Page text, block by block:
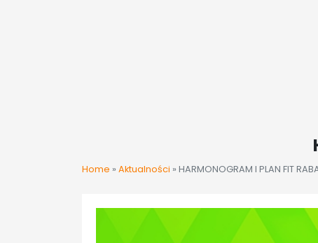
Home » Aktualności » HARMONOGRAM I PLAN FIT